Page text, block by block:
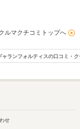
ルマクチコミトップへ
ャランフォルティスの口コミ・
せ